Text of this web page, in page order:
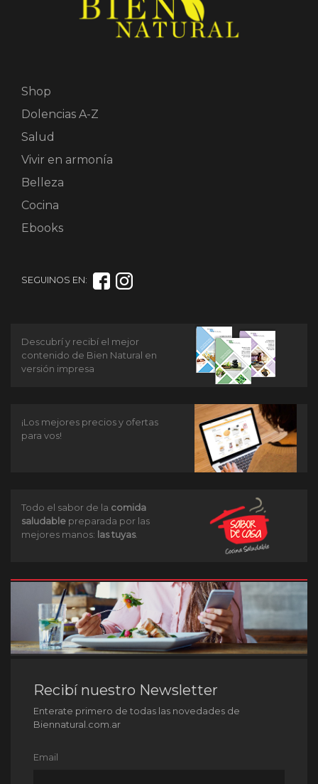
Shop
Dolencias A-Z
Salud
Vivir en armonía
Belleza
Cocina
Ebooks
SEGUINOS EN:
Descubrí y recibí el mejor
contenido de Bien Natural en
versión impresa
¡Los mejores precios y ofertas
para vos!
Todo el sabor de la comida
saludable preparada por las
mejores manos: las tuyas.
Recibí nuestro Newsletter
Enterate primero de todas las novedades de
Biennatural.com.ar
Email